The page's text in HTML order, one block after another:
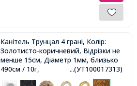
Канітель Трунцал 4 грані, Колір:
Золотисто-коричневий, Відрізки не
менше 15см, Діаметр 1мм, близько
490см / 10г,
...(УТ100017313)